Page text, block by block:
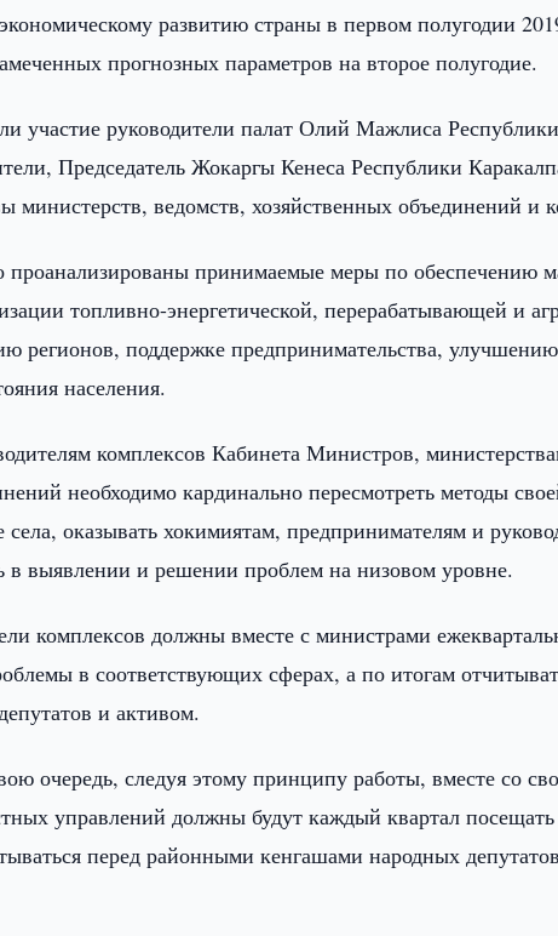
развитию страны в первом полугодии
прогнозных параметров на второе полугодие.
участие руководители палат Олий Мажлиса
Председатель Жокаргы Кенеса Республики
министерств, ведомств, хозяйственных объединений и
проанализированы принимаемые меры по обеспечению
топливно-энергетической, перерабатывающей и
регионов, поддержке предпринимательства,
населения.
комплексов Кабинета Министров,
необходимо кардинально пересмотреть методы
оказывать хокимиятам, предпринимателям и
выявлении и решении проблем на низовом уровне.
комплексов должны вместе с министрами
в соответствующих сферах, а по итогам
и активом.
очередь, следуя этому принципу работы, вместе со
управлений должны будут каждый квартал
перед районными кенгашами народных